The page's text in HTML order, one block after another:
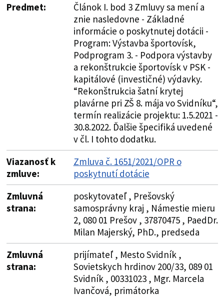
Predmet:
Článok I. bod 3 Zmluvy sa mení a
znie nasledovne - Základné
informácie o poskytnutej dotácii -
Program: Výstavba športovísk,
Podprogram 3. - Podpora výstavby
a rekonštrukcie športovísk v PSK -
kapitálové (investičné) výdavky.
“Rekonštrukcia šatní krytej
plavárne pri ZŠ 8. mája vo Svidníku“,
termín realizácie projektu: 1.5.2021 -
30.8.2022. Ďalšie špecifiká uvedené
v čl. I tohto dodatku.
Viazanosť k
zmluve:
Zmluva č. 1651/2021/OPR o
poskytnutí dotácie
Zmluvná
strana:
poskytovateľ , Prešovský
samosprávny kraj , Námestie mieru
2, 080 01 Prešov , 37870475 , PaedDr.
Milan Majerský, PhD., predseda
Zmluvná
strana:
prijímateľ , Mesto Svidník ,
Sovietskych hrdinov 200/33, 089 01
Svidník , 00331023 , Mgr. Marcela
Ivančová, primátorka